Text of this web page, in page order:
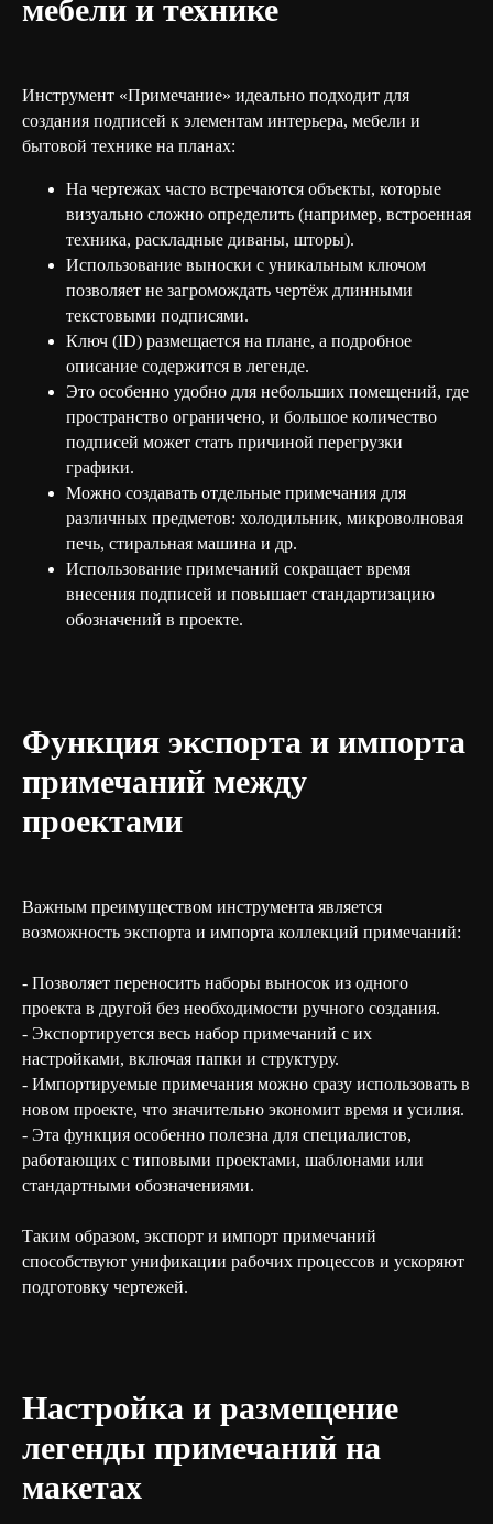
мебели и технике
Инструмент «Примечание» идеально подходит для
создания подписей к элементам интерьера, мебели и
бытовой технике на планах:
На чертежах часто встречаются объекты, которые
визуально сложно определить (например, встроенная
техника, раскладные диваны, шторы).
Использование выноски с уникальным ключом
позволяет не загромождать чертёж длинными
текстовыми подписями.
Ключ (ID) размещается на плане, а подробное
описание содержится в легенде.
Это особенно удобно для небольших помещений, где
пространство ограничено, и большое количество
подписей может стать причиной перегрузки
графики.
Можно создавать отдельные примечания для
различных предметов: холодильник, микроволновая
печь, стиральная машина и др.
Использование примечаний сокращает время
внесения подписей и повышает стандартизацию
обозначений в проекте.
Функция экспорта и импорта
примечаний между
проектами
Важным преимуществом инструмента является
возможность экспорта и импорта коллекций примечаний:
- Позволяет переносить наборы выносок из одного
проекта в другой без необходимости ручного создания.
- Экспортируется весь набор примечаний с их
настройками, включая папки и структуру.
- Импортируемые примечания можно сразу использовать в
новом проекте, что значительно экономит время и усилия.
- Эта функция особенно полезна для специалистов,
работающих с типовыми проектами, шаблонами или
стандартными обозначениями.
Таким образом, экспорт и импорт примечаний
способствуют унификации рабочих процессов и ускоряют
подготовку чертежей.
Настройка и размещение
легенды примечаний на
макетах